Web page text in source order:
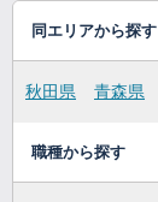
同エリアから探す
秋田県 青森県
職種から探す